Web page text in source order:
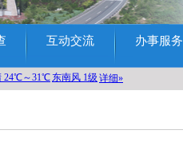
互动交流 办事服务